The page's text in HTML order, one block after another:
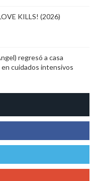
KILLS! (2026)
regresó a casa
cuidados intensivos